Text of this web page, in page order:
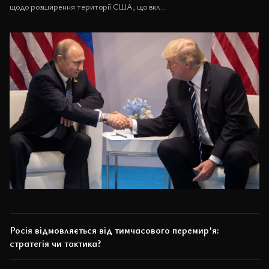
щодо розширення території США, що вкл...
Росія відмовляється від тимчасового перемир’я:
стратегія чи тактика?